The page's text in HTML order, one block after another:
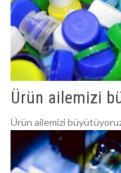
Ürün ailemizi
Ürün ailemizi